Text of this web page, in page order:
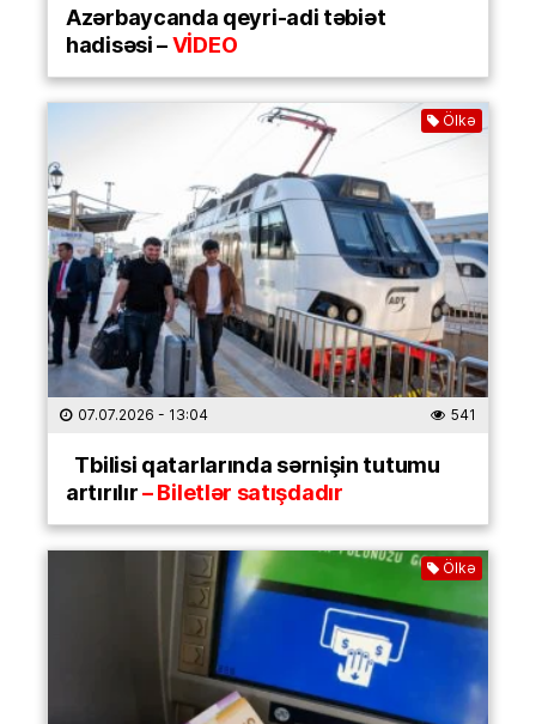
Azərbaycanda qeyri-adi təbiət
hadisəsi –VİDEO
Ölkə
07.07.2026 - 13:04 541
Tbilisi qatarlarında sərnişin tutumu
artırılır– Biletlər satışdadır
Ölkə